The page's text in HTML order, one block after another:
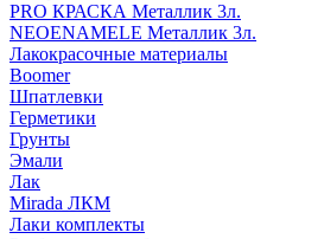
PRO КРАСКА Металлик 3л.
NEOENAMELE Металлик 3л.
Лакокрасочные материалы
Boomer
Шпатлевки
Герметики
Грунты
Эмали
Лак
Mirada ЛКМ
Лаки комплекты